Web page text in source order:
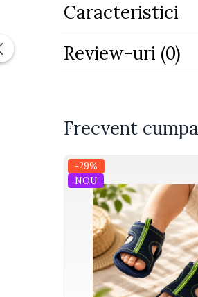
Piscine gonflabile
Locuri de joaca
Jocuri sportive
Seturi joaca gradinarit
Masinute si vehicule electrice
Masinute electrice
Motociclete electrice
ATV & BUGGY electrice
Tractoare electrice
Caracteristici
Review-uri (0)
Frecvent
-29%
NOU